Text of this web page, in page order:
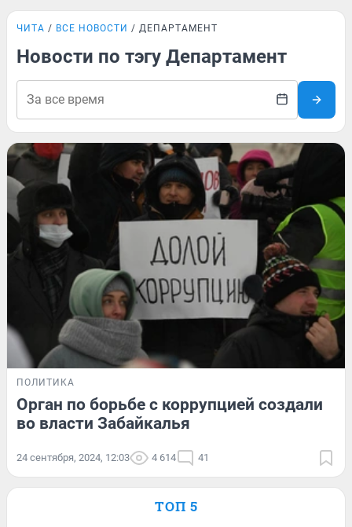
ЧИТА ВСЕ НОВОСТИ ДЕПАРТАМЕНТ
Новости по тэгу Департамент
ПОЛИТИКА
Орган по борьбе с коррупцией создали
во власти Забайкалья
24 сентября, 2024, 12:03 4 614 41
ТОП 5